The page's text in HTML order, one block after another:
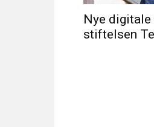
Nye
stiftelsen